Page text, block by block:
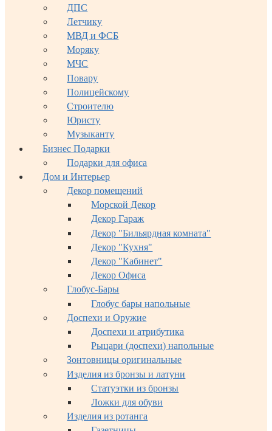
ДПС
Летчику
МВД и ФСБ
Моряку
МЧС
Повару
Полицейскому
Строителю
Юристу
Музыканту
Бизнес Подарки
Подарки для офиса
Дом и Интерьер
Декор помещений
Морской Декор
Декор Гараж
Декор "Бильярдная комната"
Декор "Кухня"
Декор "Кабинет"
Декор Офиса
Глобус-Бары
Глобус бары напольные
Доспехи и Оружие
Доспехи и атрибутика
Рыцари (доспехи) напольные
Зонтовницы оригинальные
Изделия из бронзы и латуни
Статуэтки из бронзы
Ложки для обуви
Изделия из ротанга